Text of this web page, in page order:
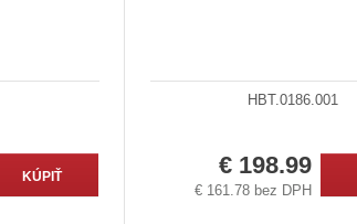
KÚPIŤ
HBT.0186.001
€ 198.99
€ 161.78 bez DPH